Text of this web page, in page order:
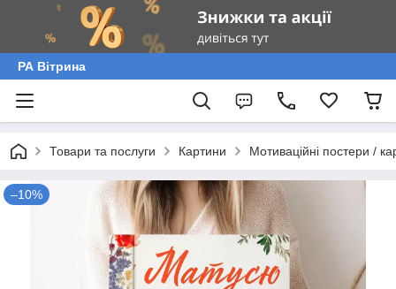
РА Вітрина
Товари та послуги Картини Мотиваційні постери /
–10%